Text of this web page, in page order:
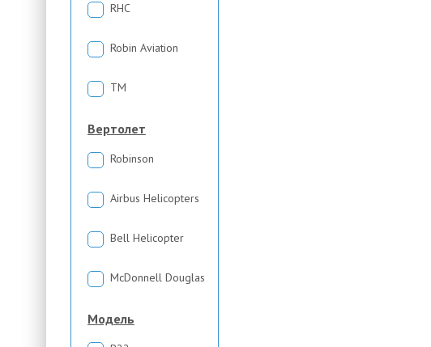
RHC
Robin Aviation
TM
Вертолет
Robinson
Airbus Helicopters
Bell Helicopter
McDonnell Douglas
Модель